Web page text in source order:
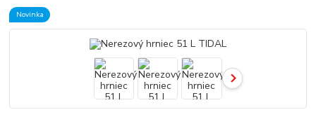
Novinka